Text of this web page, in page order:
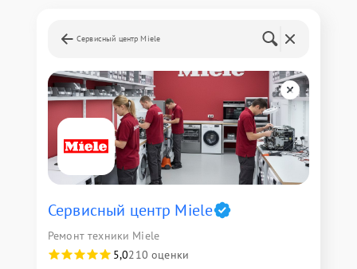
Сервисный центр Miele
Сервисный центр Miele
Ремонт техники Miele
5,0210 оценки